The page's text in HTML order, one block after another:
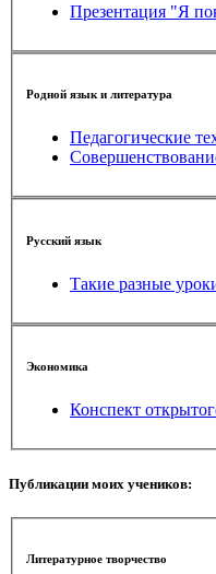
Презентация "Я
Родной язык и литература
Педагогические
Русский язык
Такие разные
Экономика
Конспект
Публикации моих учеников:
Литературное творчество